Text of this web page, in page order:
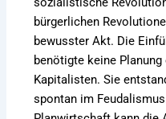
bürgerlichen
bewusster Akt. Die
benötigte keine
Kapitalisten. Sie
spontan im